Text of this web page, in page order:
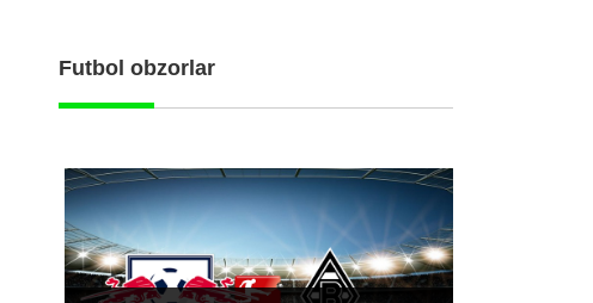
Futbol obzorlar